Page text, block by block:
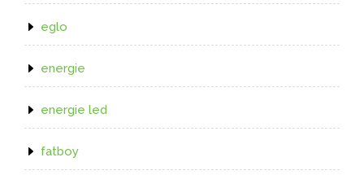
eglo
energie
energie led
fatboy